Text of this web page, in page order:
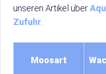
unseren Artikel über
Zufuhr
Moosart